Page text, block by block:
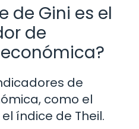
de Gini es el
de
de
como el
índice de Theil.